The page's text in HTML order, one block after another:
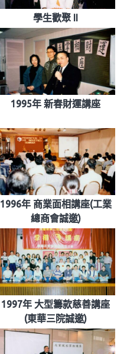
學生歡聚 II
1995年 新春財運講座
1996年 商業面相講座(工業
總商會誠邀)
1997年 大型籌款慈善講座
(東華三院誠邀)